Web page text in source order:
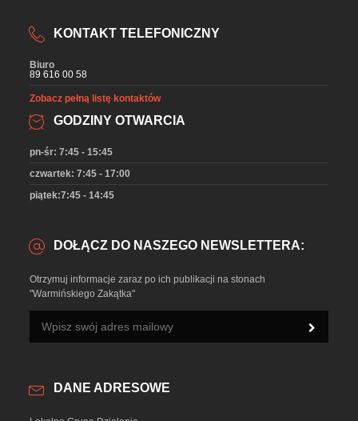
KONTAKT TELEFONICZNY
Biuro
89 616 00 58
Zobacz pełną listę kontaktów
GODZINY OTWARCIA
pn-śr: 7:45 - 15:45
czwartek: 7:45 - 17:00
piątek:7:45 - 14:45
DOŁĄCZ DO NASZEGO NEWSLETTERA:
Otrzymuj informacje zaraz po ich publikacji na stonach
"Warmińskiego Zakątka"
DANE ADRESOWE